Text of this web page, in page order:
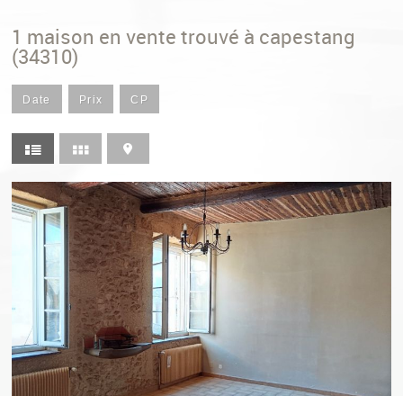
1 maison en vente trouvé à capestang
(34310)
Date Prix CP